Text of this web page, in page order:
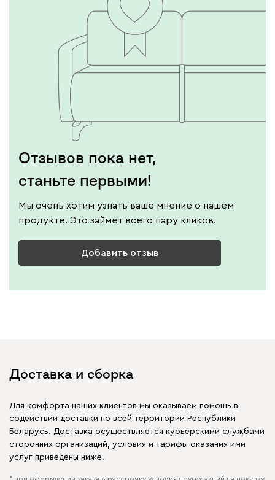
Клэй
Альтеа
Дарте
Отзывов пока нет,
станьте первыми!
Мы очень хотим узнать ваше мнение о нашем
продукте. Это займет всего пару кликов.
Добавить отзыв
Доставка и сборка
Для комфорта наших клиентов мы оказываем помощь в
содействии доставки по всей территории Республики
Беларусь. Доставка осуществляется курьерскими службами
сторонних организаций, условия и тарифы оказания ими
услуг приведены ниже.
* при оформлении заказа в рассрочку условия других акций на покупку